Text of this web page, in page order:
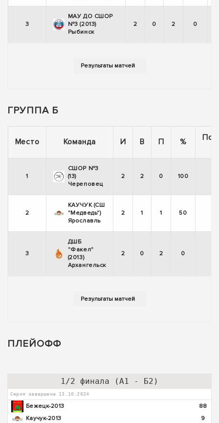
3
МАУ ДО СШОР
№3 (2013)
Рыбинск
2 0 2 0
ГРУППА Б
Место Команда И В П %
1
СШОР №3
(13)
Череповец
2 2 0 100
2
КАУЧУК (СШ
"Медведь")
Ярославль
2 1 1 50
3
ДШБ
"Факел"
(2013)
Архангельск
2 0 2 0
ПЛЕЙОФФ
1/2 финала (А1 - Б2)
Серия завершена 13.10.2024
Бежецк-2013
88
Каучук-2013
9